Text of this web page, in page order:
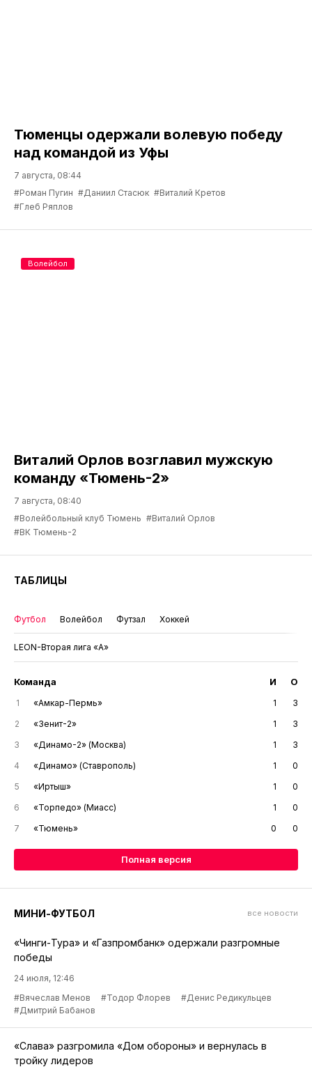
Тюменцы одержали волевую победу
над командой из Уфы
7 августа, 08:44
#Роман Пугин #Даниил Стасюк #Виталий Кретов
#Глеб Ряплов
Виталий Орлов возглавил мужскую
команду «Тюмень-2»
7 августа, 08:40
#Волейбольный клуб Тюмень #Виталий Орлов
#ВК Тюмень-2
Волейбол
ТАБЛИЦЫ
Футбол Волейбол Футзал Хоккей
LEON-Вторая лига «А»
Команда И О
1 «Амкар-Пермь» 1
3
2
«Зенит-2» 1
3
3
«Динамо-2» (Москва) 1
3
4
«Динамо» (Ставрополь) 1
0
5
«Иртыш» 1
0
6
«Торпедо» (Миасс) 1
0
7
«Тюмень» 0 0
Полная версия
МИНИ-ФУТБОЛ все новости
«Чинги-Тура» и «Газпромбанк» одержали разгромные
победы
24 июля, 12:46
#Вячеслав Менов
#Тодор Флорев
#Денис Редикульцев
#Дмитрий Бабанов
«Слава» разгромила «Дом обороны» и вернулась в
тройку лидеров